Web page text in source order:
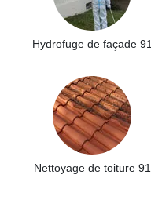
Hydrofuge de façade 91
Nettoyage de toiture 91